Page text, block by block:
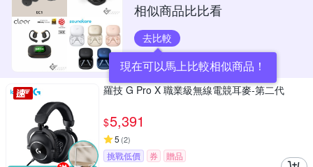
相似商品比比看
去比較
現在可以馬上比較相似商品！
羅技 G Pro X 職業級無線電競耳麥-第二代
$5,391
5 (2)
挑戰低價 券 贈品